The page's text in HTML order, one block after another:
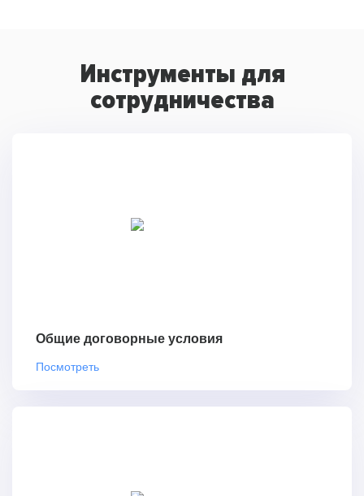
Инструменты для
сотрудничества
Общие договорные условия
Посмотреть